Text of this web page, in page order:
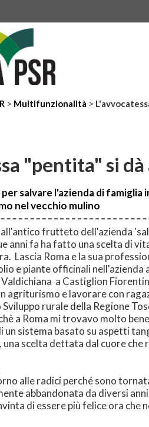
> Multifunzionalità >
"pentita" si
salvare l'azienda di
nel vecchio mulino
frutteto dell'azienda
anni fa ha fatto una scelta di
Lascia Roma e la sua
e piante officinali
a Castiglion
agriturismo e lavorare con
rurale della Regione
a Roma mi trovavo molto
sistema basato su aspetti
scelta dettata dal cuore che
alle radici perché sono
abbandonata da diversi
di essere più felice ora